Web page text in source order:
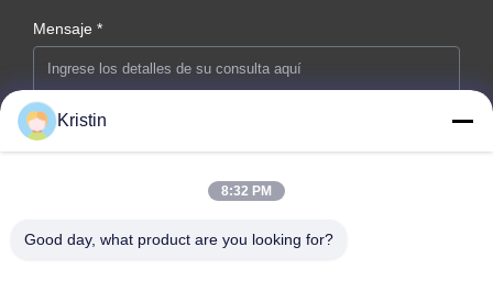
Mensaje *
Aplique ahora
Kristin
8:32 PM
Good day, what product are you looking for?